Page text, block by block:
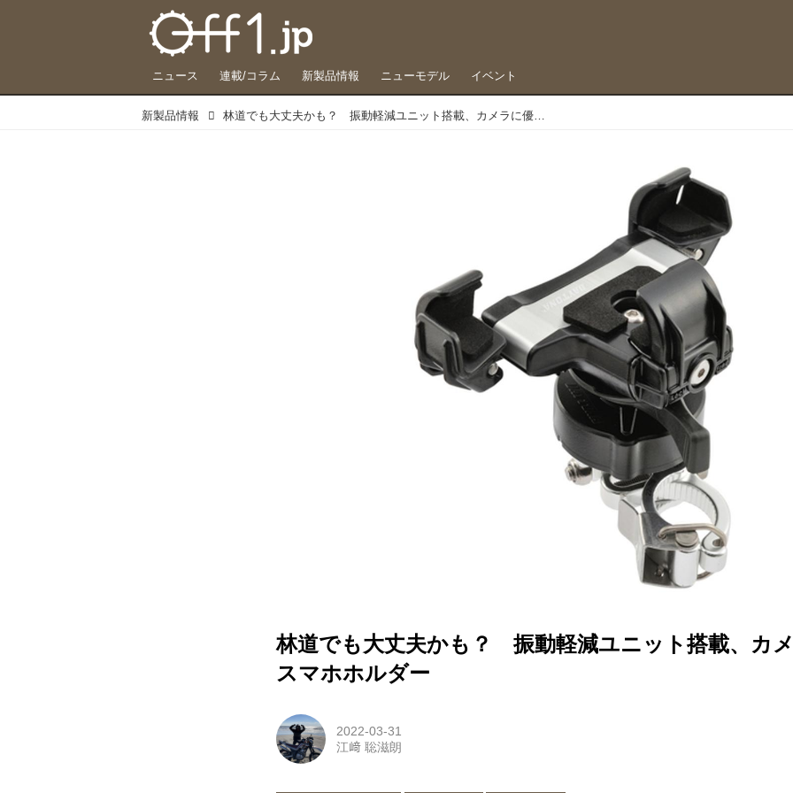
ニュース 連載/コラム 新製品情報 ニューモデル イベント
新製品情報 林道でも大丈夫かも？ 振動軽減ユニット搭載、カメラに優しいスマホホルダー
林道でも大丈夫かも？ 振動軽減ユニット搭載、カ
スマホホルダー
2022-03-31
江﨑 聡滋朗